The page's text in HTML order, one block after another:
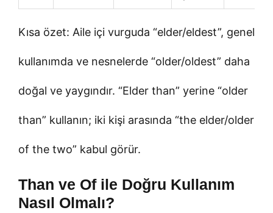
Kısa özet: Aile içi vurguda “elder/eldest”, genel
kullanımda ve nesnelerde “older/oldest” daha
doğal ve yaygındır. “Elder than” yerine “older
than” kullanın; iki kişi arasında “the elder/older
of the two” kabul görür.
Than ve Of ile Doğru Kullanım
Nasıl Olmalı?